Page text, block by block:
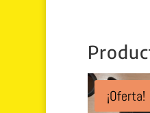
¡Oferta!